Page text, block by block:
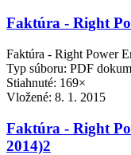
Faktúra - Right
Faktúra - Right Power
Typ súboru: PDF
Stiahnuté: 169×
Vložené: 8. 1. 2015
Faktúra - Right
2014)2